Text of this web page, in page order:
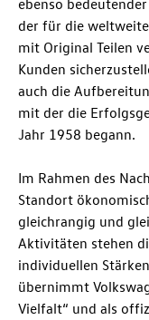
ebenso
der für die
mit Original Teilen
Kunden
auch die
mit der die
Jahr 1958 begann.
Im Rahmen des
Standort
gleichrangig und
Aktivitäten stehen
individuellen
übernimmt
Vielfalt“ und als